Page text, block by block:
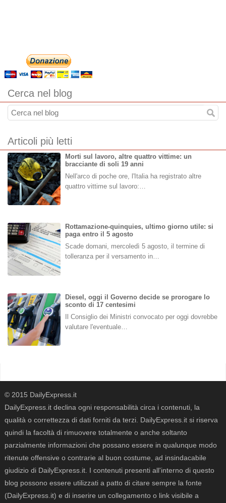
Cerca nel blog
Articoli più letti
Morti sul lavoro, altre quattro vittime: un
bracciante di soli 19 anni
Nell'arco di poche ore, l'Italia ha registrato altre
quattro vittime sul lavoro:…
Rottamazione-quinquies, ultimo giorno utile: si
paga entro il 5 agosto
Scade domani, mercoledì 5 agosto, il termine di
tolleranza per il versamento in…
Diesel, oggi il Governo decide se prorogare lo
sconto di 17 centesimi
Il Consiglio dei Ministri convocato per oggi dovrebbe
valutare l'eventuale…
© 2015 DailyExpress.it
DailyExpress.it declina ogni responsabilità circa i contenuti, la
qualità o correttezza di dati forniti da terzi. DailyExpress.it si riserva
quindi la facoltà di rimuovere totalmente o anche soltanto
parzialmente informazioni che possano essere in qualunque modo
ritenute offensive o contrarie al buon costume, ad insindacabile
giudizio di DailyExpress.it. I contenuti presenti all'interno di questo
blog possono essere utilizzati a patto di citare sempre la fonte
(DailyExpress.it) e di inserire un collegamento o link visibile a